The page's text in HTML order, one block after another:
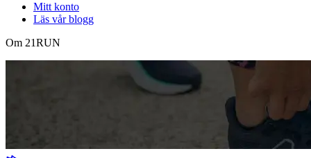
Mitt konto
Läs vår blogg
Om 21RUN